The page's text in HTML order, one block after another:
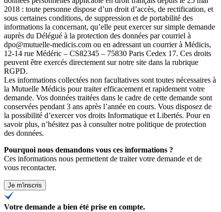
2018 : toute personne dispose d’un droit d’accès, de rectification, et
sous certaines conditions, de suppression et de portabilité des
informations la concernant, qu’elle peut exercer sur simple demande
auprès du Délégué à la protection des données par courriel à
dpo@mutuelle-medicis.com ou en adressant un courrier à Médicis,
12-14 rue Médéric – CS82345 – 75830 Paris Cedex 17. Ces droits
peuvent être exercés directement sur notre site dans la rubrique
RGPD.
Les informations collectées non facultatives sont toutes nécessaires à
la Mutuelle Médicis pour traiter efficacement et rapidement votre
demande. Vos données traitées dans le cadre de cette demande sont
conservées pendant 3 ans après l’année en cours. Vous disposez de
la possibilité d’exercer vos droits Informatique et Libertés. Pour en
savoir plus, n’hésitez pas à consulternotre politique de protection
des données.
Pourquoi nous demandons vous ces informations ?
Ces informations nous permettent de traiter votre demande et de
vous recontacter.
Je m'inscris
Votre demande a bien été prise en compte.